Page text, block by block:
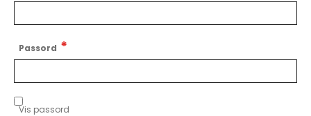
Passord
Vis passord